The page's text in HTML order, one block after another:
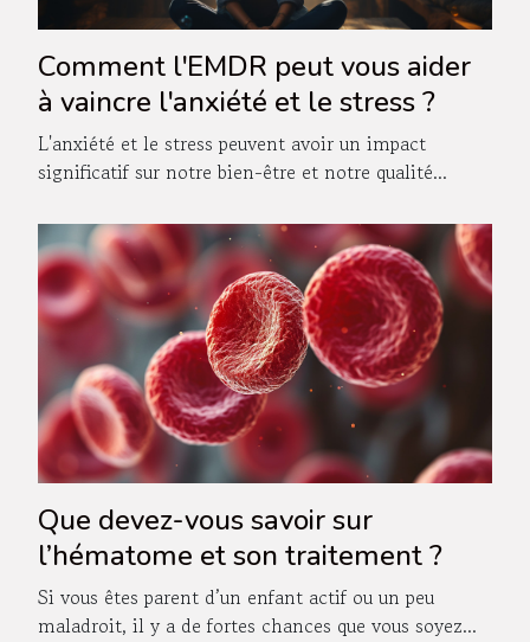
Comment l'EMDR peut vous aider
à vaincre l'anxiété et le stress ?
L'anxiété et le stress peuvent avoir un impact
significatif sur notre bien-être et notre qualité...
Que devez-vous savoir sur
l’hématome et son traitement ?
Si vous êtes parent d’un enfant actif ou un peu
maladroit, il y a de fortes chances que vous soyez...